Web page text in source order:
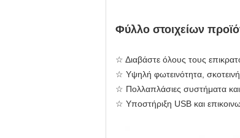
Φύλλο στοιχείων
☆ Διαβάστε όλους τους
☆ Υψηλή φωτεινότητα,
☆ Πολλαπλάσιες συστήματα
☆ Υποστήριξη USB και